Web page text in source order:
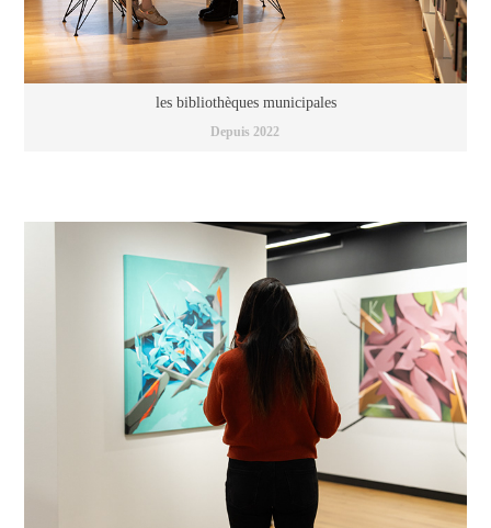
les bibliothèques municipales
Depuis 2022